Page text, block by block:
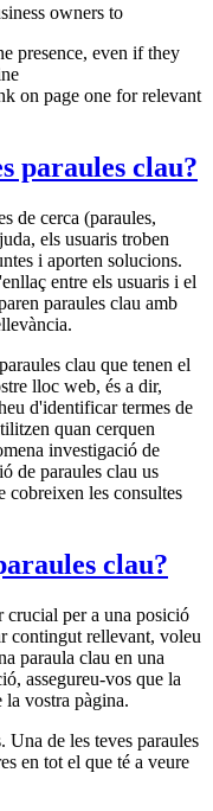
owners to
presence, even if they
on page one for relevant
paraules clau?
de cerca (paraules,
els usuaris troben
i aporten solucions.
entre els usuaris i el
paraules clau amb
clau que tenen el
lloc web, és a dir,
d'identificar termes de
quan cerquen
investigació de
de paraules clau us
cobreixen les consultes
clau?
crucial per a una posició
contingut rellevant, voleu
paraula clau en una
assegureu-vos que la
la vostra pàgina.
Una de les teves paraules
en tot el que té a veure